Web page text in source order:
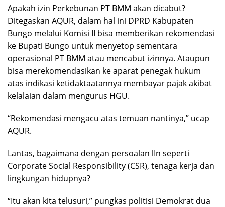
Apakah izin Perkebunan PT BMM akan dicabut?
Ditegaskan AQUR, dalam hal ini DPRD Kabupaten
Bungo melalui Komisi II bisa memberikan rekomendasi
ke Bupati Bungo untuk menyetop sementara
operasional PT BMM atau mencabut izinnya. Ataupun
bisa merekomendasikan ke aparat penegak hukum
atas indikasi ketidaktaatannya membayar pajak akibat
kelalaian dalam mengurus HGU.
“Rekomendasi mengacu atas temuan nantinya,” ucap
AQUR.
Lantas, bagaimana dengan persoalan lIn seperti
Corporate Social Responsibility (CSR), tenaga kerja dan
lingkungan hidupnya?
“Itu akan kita telusuri,” pungkas politisi Demokrat dua